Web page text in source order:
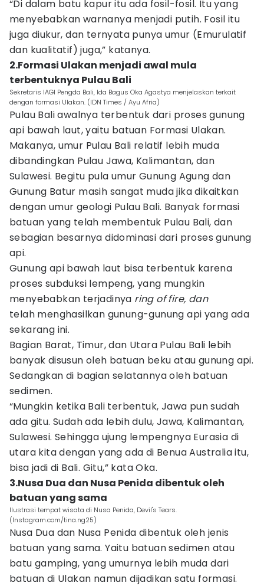
“Di dalam batu kapur itu ada fosil-fosil. Itu yang
menyebabkan warnanya menjadi putih. Fosil itu
juga diukur, dan ternyata punya umur (Emurulatif
dan kualitatif) juga,” katanya.
2.Formasi Ulakan menjadi awal mula
terbentuknya Pulau Bali
Sekretaris IAGI Pengda Bali, Ida Bagus Oka Agastya menjelaskan terkait
dengan formasi Ulakan. (IDN Times / Ayu Afria)
Pulau Bali awalnya terbentuk dari proses gunung
api bawah laut, yaitu batuan Formasi Ulakan.
Makanya, umur Pulau Bali relatif lebih muda
dibandingkan Pulau Jawa, Kalimantan, dan
Sulawesi. Begitu pula umur Gunung Agung dan
Gunung Batur masih sangat muda jika dikaitkan
dengan umur geologi Pulau Bali. Banyak formasi
batuan yang telah membentuk Pulau Bali, dan
sebagian besarnya didominasi dari proses gunung
api.
Gunung api bawah laut bisa terbentuk karena
proses subduksi lempeng, yang mungkin
menyebabkan terjadinya ring of fire, dan
telah menghasilkan gunung-gunung api yang ada
sekarang ini.
Bagian Barat, Timur, dan Utara Pulau Bali lebih
banyak disusun oleh batuan beku atau gunung api.
Sedangkan di bagian selatannya oleh batuan
sedimen.
“Mungkin ketika Bali terbentuk, Jawa pun sudah
ada gitu. Sudah ada lebih dulu, Jawa, Kalimantan,
Sulawesi. Sehingga ujung lempengnya Eurasia di
utara kita dengan yang ada di Benua Australia itu,
bisa jadi di Bali. Gitu,” kata Oka.
3.Nusa Dua dan Nusa Penida dibentuk oleh
batuan yang sama
Ilustrasi tempat wisata di Nusa Penida, Devil's Tears.
(Instagram.com/tina.ng25)
Nusa Dua dan Nusa Penida dibentuk oleh jenis
batuan yang sama. Yaitu batuan sedimen atau
batu gamping, yang umurnya lebih muda dari
batuan di Ulakan namun dijadikan satu formasi.